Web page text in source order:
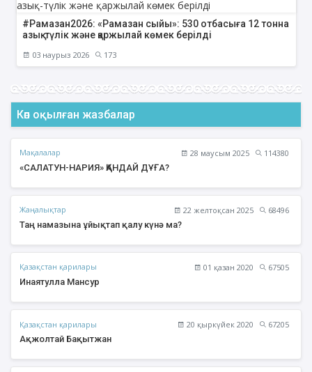
#Рамазан2026: «Рамазан сыйы»: 530 отбасыға 12 тонна
азық-түлік және қаржылай көмек берілді
03 наурыз 2026 173
Көп оқылған жазбалар
Мақалалар 28 маусым 2025
114380
«САЛАТУН-НАРИЯ» ҚАНДАЙ ДҰҒА?
Жаңалықтар 22 желтоқсан 2025
68496
Таң намазына ұйықтап қалу күнә ма?
Қазақстан қарилары 01 қазан 2020
67505
Инаятулла Мансур
Қазақстан қарилары 20 қыркүйек 2020
67205
Ақжолтай Бақытжан